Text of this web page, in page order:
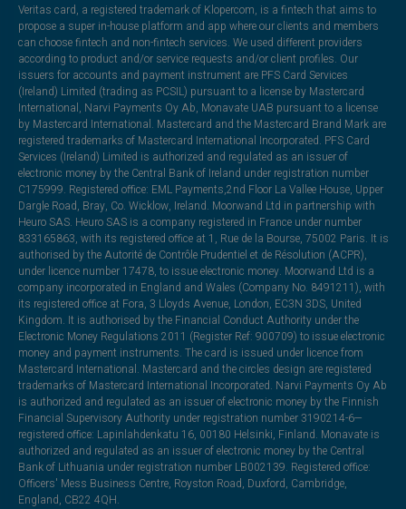
Veritas card, a registered trademark of Klopercom, is a fintech that aims to
propose a super in-house platform and app where our clients and members
can choose fintech and non-fintech services. We used different providers
according to product and/or service requests and/or client profiles. Our
issuers for accounts and payment instrument are PFS Card Services
(Ireland) Limited (trading as PCSIL) pursuant to a license by Mastercard
International, Narvi Payments Oy Ab, Monavate UAB pursuant to a license
by Mastercard International. Mastercard and the Mastercard Brand Mark are
registered trademarks of Mastercard International Incorporated. PFS Card
Services (Ireland) Limited is authorized and regulated as an issuer of
electronic money by the Central Bank of Ireland under registration number
C175999. Registered office: EML Payments,2nd Floor La Vallee House, Upper
Dargle Road, Bray, Co. Wicklow, Ireland. Moorwand Ltd in partnership with
Heuro SAS. Heuro SAS is a company registered in France under number
833165863, with its registered office at 1, Rue de la Bourse, 75002 Paris. It is
authorised by the Autorité de Contrôle Prudentiel et de Résolution (ACPR),
under licence number 17478, to issue electronic money. Moorwand Ltd is a
company incorporated in England and Wales (Company No. 8491211), with
its registered office at Fora, 3 Lloyds Avenue, London, EC3N 3DS, United
Kingdom. It is authorised by the Financial Conduct Authority under the
Electronic Money Regulations 2011 (Register Ref: 900709) to issue electronic
money and payment instruments. The card is issued under licence from
Mastercard International. Mastercard and the circles design are registered
trademarks of Mastercard International Incorporated. Narvi Payments Oy Ab
is authorized and regulated as an issuer of electronic money by the Finnish
Financial Supervisory Authority under registration number 3190214-6—
registered office: Lapinlahdenkatu 16, 00180 Helsinki, Finland. Monavate is
authorized and regulated as an issuer of electronic money by the Central
Bank of Lithuania under registration number LB002139. Registered office:
Officers' Mess Business Centre, Royston Road, Duxford, Cambridge,
England, CB22 4QH.